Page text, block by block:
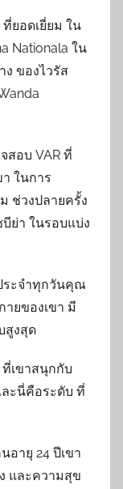
ยอดเยี่ยม ใน
Nationala ใน
ง ของไวรัส
สอบ VAR ที่
ในการ
ช่วงปลายครั้ง
ย่า ในรอบแบ่ง
ระจำทุกวันคุณ
ายของเขา มี
สูงสุด
เขาสนุกกับ
ะนี่คือระดับ ที่
อายุ 24 ปีเขา
และความสุข